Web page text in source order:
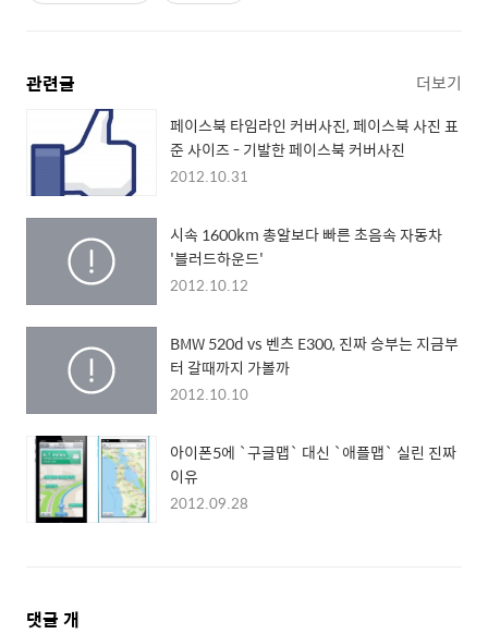
관련글 더보기
페이스북 타임라인 커버사진, 페이스북 사진 표
준 사이즈 - 기발한 페이스북 커버사진
2012.10.31
시속 1600km 총알보다 빠른 초음속 자동차
'블러드하운드'
2012.10.12
BMW 520d vs 벤츠 E300, 진짜 승부는 지금부
터 갈때까지 가볼까
2012.10.10
아이폰5에 `구글맵` 대신 `애플맵` 실린 진짜
이유
2012.09.28
댓
댓글 개